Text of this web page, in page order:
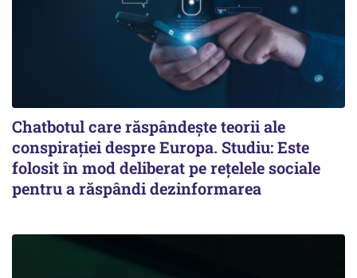
Chatbotul care răspândește teorii ale
conspirației despre Europa. Studiu: Este
folosit în mod deliberat pe rețelele sociale
pentru a răspândi dezinformarea